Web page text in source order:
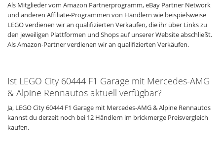
Als Mitglieder vom Amazon Partnerprogramm, eBay Partner Network
und anderen Affiliate-Programmen von Händlern wie beispielsweise
LEGO verdienen wir an qualifizierten Verkäufen, die ihr über Links zu
den jeweiligen Plattformen und Shops auf unserer Website abschließt.
Als Amazon-Partner verdienen wir an qualifizierten Verkäufen.
Ist LEGO City 60444 F1 Garage mit Mercedes-AMG
& Alpine Rennautos aktuell verfügbar?
Ja, LEGO City 60444 F1 Garage mit Mercedes-AMG & Alpine Rennautos
kannst du derzeit noch bei 12 Händlern im brickmerge Preisvergleich
kaufen.